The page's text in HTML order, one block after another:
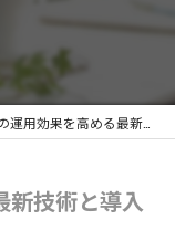
を高める最新技術と導入メリット徹底解説
新技術と導入